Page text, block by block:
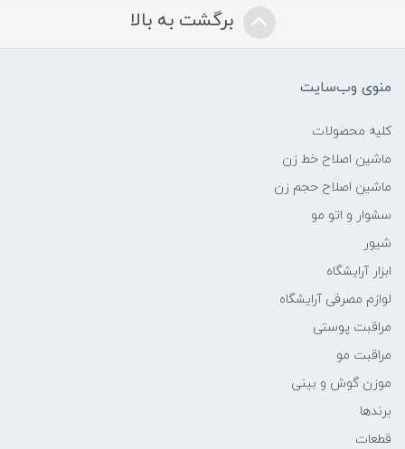
برگشت به بالا
منوی وب‌سایت
کلیه محصولات
ماشین اصلاح خط زن
ماشین اصلاح حجم زن
سشوار و اتو مو
شیور
ابزار آرایشگاه
لوازم مصرفی آرایشگاه
مراقبت پوستی
مراقبت مو
موزن گوش و بینی
برندها
قطعات